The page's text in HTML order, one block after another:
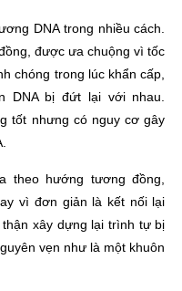
DNA trong nhiều cách.
được ưa chuộng vì tốc
chóng trong lúc khẩn cấp,
DNA bị đứt lại với nhau.
tốt nhưng có nguy cơ gây
theo hướng tương đồng,
vì đơn giản là kết nối lại
xây dựng lại trình tự bị
vẹn như là một khuôn